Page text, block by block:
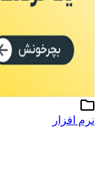
نرم افزار